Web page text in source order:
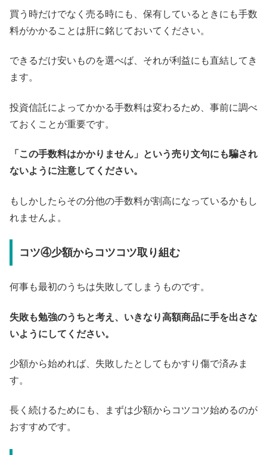
買う時だけでなく売る時にも、保有しているときにも手数
料がかかることは肝に銘じておいてください。
できるだけ安いものを選べば、それが利益にも直結してき
ます。
投資信託によってかかる手数料は変わるため、事前に調べ
ておくことが重要です。
「この手数料はかかりません」という売り文句にも騙され
ないように注意してください。
もしかしたらその分他の手数料が割高になっているかもし
れませんよ。
コツ④少額からコツコツ取り組む
何事も最初のうちは失敗してしまうものです。
失敗も勉強のうちと考え、いきなり高額商品に手を出さな
いようにしてください。
少額から始めれば、失敗したとしてもかすり傷で済みま
す。
長く続けるためにも、まずは少額からコツコツ始めるのが
おすすめです。